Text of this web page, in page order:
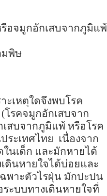
อจมูกอักเสบจากภูมิแพ้
มพิษ
เหตุใดจึงพบโรค
(โรคจมูกอักเสบจาก
สบจากภูมิแพ้ หรือโรค
ะเทศไทย เนื่องจาก
นเด็ก และมักหายได้
ดินหายใจได้บ่อยและ
พาะตัวไรฝุ่น มักปะปน
ะบบทางเดินหายใจที่